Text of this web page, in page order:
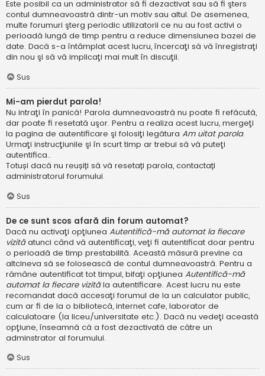
Este posibil ca un administrator să fi dezactivat sau să fi şters
contul dumneavoastră dintr-un motiv sau altul. De asemenea,
multe forumuri şterg periodic utilizatorii ce nu au fost activi o
perioadă lungă de timp pentru a reduce dimensiunea bazei de
date. Dacă s-a întâmplat acest lucru, încercaţi să vă înregistraţi
din nou şi să vă implicaţi mai mult în discuţii.
Sus
Mi-am pierdut parola!
Nu intraţi în panică! Parola dumneavoastră nu poate fi refăcută,
dar poate fi resetată uşor. Pentru a realiza acest lucru, mergeţi
la pagina de autentificare şi folosiţi legătura Am uitat parola.
Urmaţi instrucţiunile şi în scurt timp ar trebui să vă puteţi
autentifica..
Totuși dacă nu reușiți să vă resetați parola, contactați
administratorul forumului.
Sus
De ce sunt scos afară din forum automat?
Dacă nu activaţi opţiunea Autentifică-mă automat la fiecare
vizităatunci când vă autentificaţi, veţi fi autentificat doar pentru
o perioadă de timp prestabilită. Această măsură previne ca
altcineva să se folosească de contul dumneavoastră. Pentru a
rămâne autentificat tot timpul, bifaţi opţiunea Autentifică-mă
automat la fiecare vizităla autentificare. Acest lucru nu este
recomandat dacă accesaţi forumul de la un calculator public,
cum ar fi de la o bibliotecă, internet cafe, laborator de
calculatoare (la liceu/universitate etc.). Dacă nu vedeţi această
opţiune, înseamnă că a fost dezactivată de către un
adminstrator al forumului.
Sus